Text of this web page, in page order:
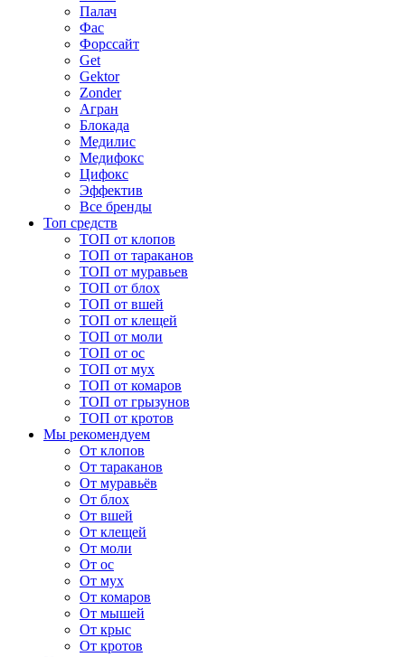
Палач
Фас
Форcсайт
Get
Gektor
Zonder
Агран
Блокада
Медилис
Медифокс
Цифокс
Эффектив
Все бренды
Топ средств
ТОП от клопов
ТОП от тараканов
ТОП от муравьев
ТОП от блох
ТОП от вшей
ТОП от клещей
ТОП от моли
ТОП от ос
ТОП от мух
ТОП от комаров
ТОП от грызунов
ТОП от кротов
Мы рекомендуем
От клопов
От тараканов
От муравьёв
От блох
От вшей
От клещей
От моли
От ос
От мух
От комаров
От мышей
От крыс
От кротов